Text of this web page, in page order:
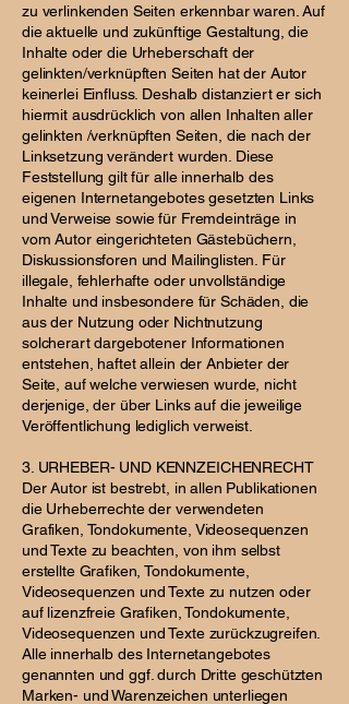
zu verlinkenden Seiten erkennbar waren. Auf
die aktuelle und zukünftige Gestaltung, die
Inhalte oder die Urheberschaft der
gelinkten/verknüpften Seiten hat der Autor
keinerlei Einfluss. Deshalb distanziert er sich
hiermit ausdrücklich von allen Inhalten aller
gelinkten /verknüpften Seiten, die nach der
Linksetzung verändert wurden. Diese
Feststellung gilt für alle innerhalb des
eigenen Internetangebotes gesetzten Links
und Verweise sowie für Fremdeinträge in
vom Autor eingerichteten Gästebüchern,
Diskussionsforen und Mailinglisten. Für
illegale, fehlerhafte oder unvollständige
Inhalte und insbesondere für Schäden, die
aus der Nutzung oder Nichtnutzung
solcherart dargebotener Informationen
entstehen, haftet allein der Anbieter der
Seite, auf welche verwiesen wurde, nicht
derjenige, der über Links auf die jeweilige
Veröffentlichung lediglich verweist.
3. URHEBER- UND KENNZEICHENRECHT
Der Autor ist bestrebt, in allen Publikationen
die Urheberrechte der verwendeten
Grafiken, Tondokumente, Videosequenzen
und Texte zu beachten, von ihm selbst
erstellte Grafiken, Tondokumente,
Videosequenzen und Texte zu nutzen oder
auf lizenzfreie Grafiken, Tondokumente,
Videosequenzen und Texte zurückzugreifen.
Alle innerhalb des Internetangebotes
genannten und ggf. durch Dritte geschützten
Marken- und Warenzeichen unterliegen